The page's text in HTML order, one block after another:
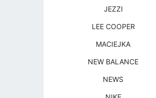
JEZZI
LEE COOPER
MACIEJKA
NEW BALANCE
NEWS